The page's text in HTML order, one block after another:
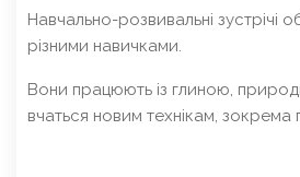
Навчально-розвивальні зустрічі
різними навичками.
Вони працюють із глиною,
вчаться новим технікам, зокрема